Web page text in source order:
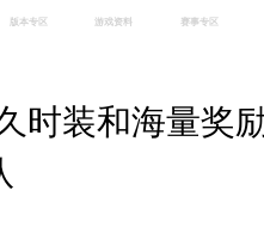
版本专区 游戏资料 赛事专区
体验服 视频中心 授权赛
时装和海量奖